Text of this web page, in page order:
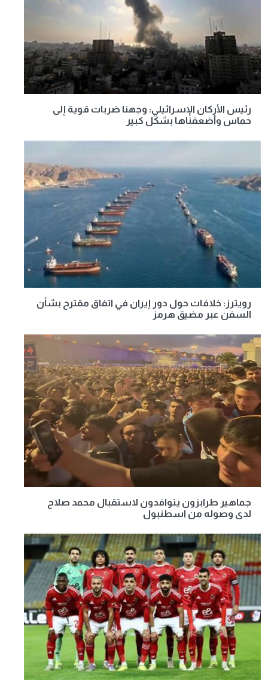
رئيس الأركان الإسرائيلي: وجهنا ضربات قوية إلى
حماس وأضعفناها بشكل كبير
رويترز: خلافات حول دور إيران في اتفاق مقترح بشأن
السفن عبر مضيق هرمز
جماهير طرابزون يتوافدون لاستقبال محمد صلاح
لدى وصوله من اسطنبول